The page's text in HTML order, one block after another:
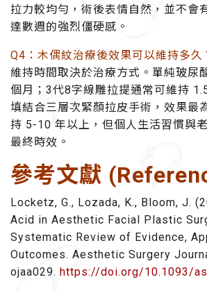
拉力較均勻，術後表情自然，並不會
達數週的強烈僵硬感。
Q4：木偶紋治療後效果可以維持多久
維持時間取決於治療方式。單純玻尿
個月；3代8字線雕拉提通常可維持
填結合三層次緊顏拉皮手術，效果最
持 5-10 年以上，但個人生活習慣與
最終時效。
參考文獻
Locketz, G., Lozada, K., Bloom, J.
Acid in Aesthetic Facial Plastic
Systematic Review of Evidence,
Outcomes. Aesthetic Surgery
ojaa029. https://doi.org/10.1093/